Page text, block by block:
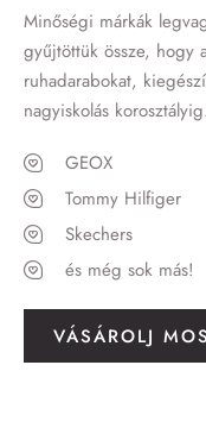
Minőségi márkák
gyűjtöttük össze, hogy
ruhadarabokat,
nagyiskolás korosztályig.
GEOX
Tommy Hilfiger
Skechers
és még sok más!
VÁSÁROLJ